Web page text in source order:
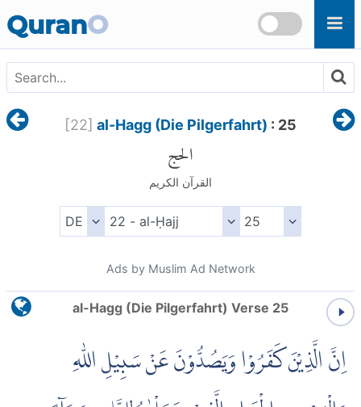
QuranO
[22] al-Hagg (Die Pilgerfahrt) : 25
الحج
القرآن الكريم
Ads by Muslim Ad Network
al-Hagg (Die Pilgerfahrt) Verse 25
اِنَّ الَّذِيْنَ كَفَرُوْا وَيَصُدُّوْنَ عَنْ سَبِيْلِ اللّٰهِ